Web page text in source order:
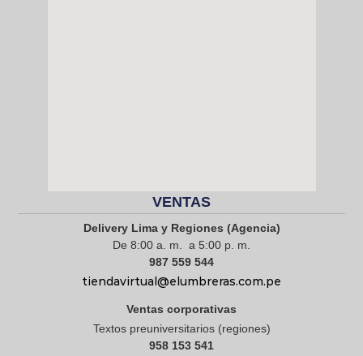
VENTAS
Delivery Lima y Regiones (Agencia)
De 8:00 a. m. a 5:00 p. m.
987 559 544
tiendavirtual@elumbreras.com.pe
Ventas corporativas
Textos preuniversitarios (regiones)
958 153 541